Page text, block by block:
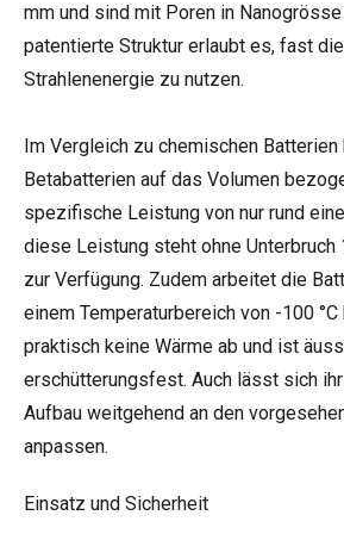
mm und sind mit Poren in
patentierte Struktur erlaubt es, fast
Strahlenenergie zu nutzen.
Im Vergleich zu chemischen Batterien
Betabatterien auf das Volumen
spezifische Leistung von nur rund
diese Leistung steht ohne Unterbruch
zur Verfügung. Zudem arbeitet die
einem Temperaturbereich von -100
praktisch keine Wärme ab und ist
erschütterungsfest. Auch lässt sich
Aufbau weitgehend an den
anpassen.
Einsatz und Sicherheit